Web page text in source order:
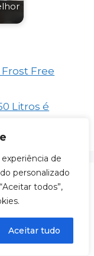
de
personalizado
todos”,
Aceitar tudo
Frost Free
Litros é